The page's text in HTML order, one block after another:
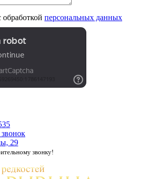
персональных данных
29
звонку!